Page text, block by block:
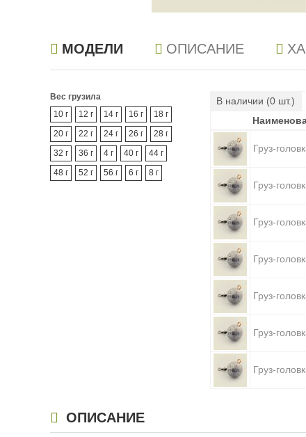
МОДЕЛИ ОПИСАНИЕ
Вес грузила
10 г
12 г 14 г 16 г
18 г
20 г
22 г 24 г 26 г
28 г
32 г
36 г 4 г 40 г
44 г
48 г
52 г 56 г 6 г 8 г
В наличии (0 шт.)
Груз-
Груз-
Груз-
Груз-
Груз-
Груз-
Груз-
ОПИСАНИЕ